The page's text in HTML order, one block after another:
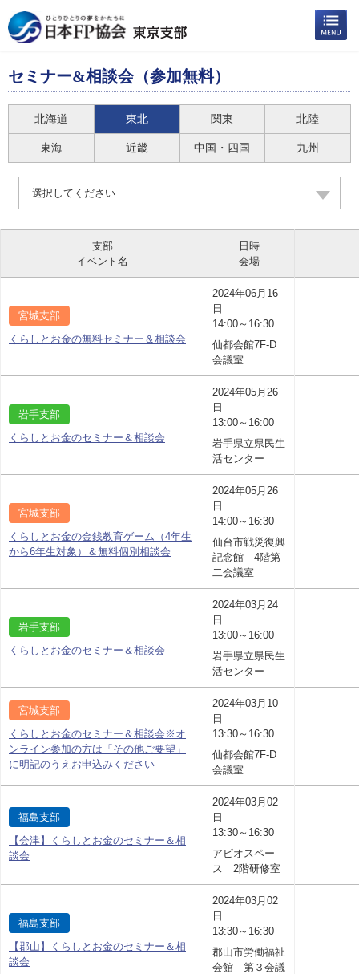
セミナー&相談会（参加無料）
北海道 東北 関東 北陸
東海 近畿 中国・四国 九州
選択してください
支部
イベント名
日時
会場
宮城支部
くらしとお金の無料セミナー＆相談会
2024年06月16
日
14:00～16:30
仙都会館7F-D
会議室
岩手支部
くらしとお金のセミナー＆相談会
2024年05月26
日
13:00～16:00
岩手県立県民生
活センター
宮城支部
くらしとお金の金銭教育ゲーム（4年生
から6年生対象）＆無料個別相談会
2024年05月26
日
14:00～16:30
仙台市戦災復興
記念館 4階第
二会議室
岩手支部
くらしとお金のセミナー＆相談会
2024年03月24
日
13:00～16:00
岩手県立県民生
活センター
宮城支部
くらしとお金のセミナー＆相談会※オ
ンライン参加の方は「その他ご要望」
に明記のうえお申込みください
2024年03月10
日
13:30～16:30
仙都会館7F-D
会議室
福島支部
【会津】くらしとお金のセミナー＆相
談会
2024年03月02
日
13:30～16:30
アピオスペー
ス 2階研修室
福島支部
【郡山】くらしとお金のセミナー＆相
談会
2024年03月02
日
13:30～16:30
郡山市労働福祉
会館 第３会議